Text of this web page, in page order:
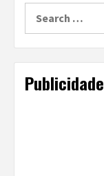
Publicidade